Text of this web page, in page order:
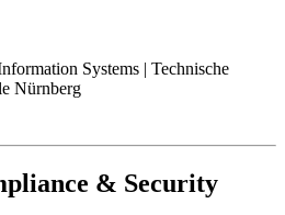
Systems | Technische
Nürnberg
& Security